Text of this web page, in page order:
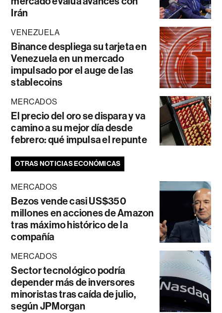
Irán
VENEZUELA
Binance despliega su tarjeta en
Venezuela en un mercado
impulsado por el auge de las
stablecoins
MERCADOS
El precio del oro se dispara y va
camino a su mejor día desde
febrero: qué impulsa el repunte
OTRAS NOTICIAS ECONÓMICAS
MERCADOS
Bezos vende casi US$350
millones en acciones de Amazon
tras máximo histórico de la
compañía
MERCADOS
Sector tecnológico podría
depender más de inversores
minoristas tras caída de julio,
según JPMorgan